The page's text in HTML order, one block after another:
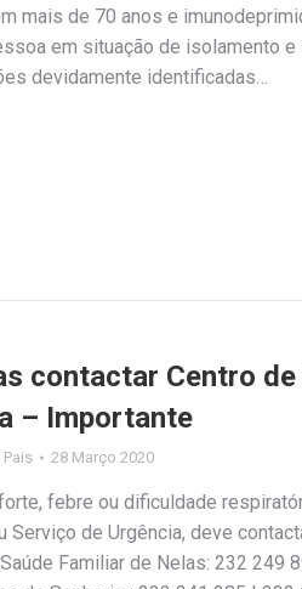
mais de 70 anos e
em situação de isolamento e
devidamente identificadas…
contactar Centro de
– Importante
Pais 28 Março 2020
febre ou dificuldade
Serviço de Urgência, deve
Familiar de Nelas: 232 249